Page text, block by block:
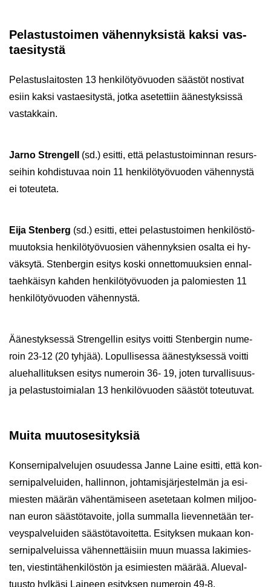
Pe­las­tus­toi­men vä­hen­nyk­sis­tä kaksi vas­
tae­si­tys­tä
Pe­las­tus­lai­tos­ten 13 hen­ki­lö­työ­vuo­den sääs­töt nos­ti­vat
esiin kaksi vas­tae­si­tys­tä, jotka ase­tet­tiin ää­nes­tyk­sis­sä
vas­tak­kain.
Jarno Stren­gell
(sd.) esit­ti, että pe­las­tus­toi­min­nan re­surs­
sei­hin koh­dis­tu­vaa noin 11 hen­ki­lö­työ­vuo­den vä­hen­nys­tä
ei to­teu­te­ta.
Eija Sten­berg (sd.) esit­ti, ettei pe­las­tus­toi­men hen­ki­lös­tö­
muu­tok­sia hen­ki­lö­työ­vuo­sien vä­hen­nyk­sien osal­ta ei hy­
väk­sy­tä. Sten­ber­gin esi­tys koski on­net­to­muuk­sien en­nal­
taeh­käi­syn kah­den hen­ki­lö­työ­vuo­den ja pa­lo­mies­ten 11
hen­ki­lö­työ­vuo­den vä­hen­nys­tä.
Ää­nes­tyk­ses­sä Stren­gel­lin esi­tys voit­ti Sten­ber­gin nu­me­
roin 23-12 (20 tyh­jää). Lo­pul­li­ses­sa ää­nes­tyk­ses­sä voit­ti
alue­hal­li­tuk­sen esi­tys nu­me­roin 36- 19, joten turvallisuus-​
ja pe­las­tus­toi­mia­lan 13 hen­ki­lö­vuo­den sääs­töt to­teu­tu­vat.
Muita muu­tos­esi­tyk­siä
Kon­ser­ni­pal­ve­lu­jen osuu­des­sa Janne Laine esit­ti, että kon­
ser­ni­pal­ve­lui­den, hal­lin­non, joh­ta­mis­jär­jes­tel­män ja esi­
mies­ten mää­rän vä­hen­tä­mi­seen ase­te­taan kol­men mil­joo­
nan euron sääs­tö­ta­voi­te, jolla sum­mal­la lie­ven­ne­tään ter­
veys­pal­ve­lui­den sääs­tö­ta­voi­tet­ta. Esi­tyk­sen mu­kaan kon­
ser­ni­pal­ve­luis­sa vä­hen­net­täi­siin muun muas­sa la­ki­mies­
ten, vies­tin­tä­hen­ki­lös­tön ja esi­mies­ten mää­rää. Alue­val­
tuus­to hyl­kä­si Lai­neen esi­tyk­sen nu­me­roin 49-8.